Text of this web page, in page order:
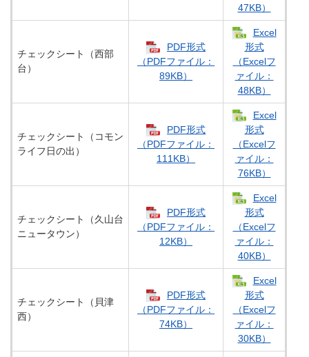
47KB）
チェックシート（西部
台）
PDF形式
（PDFファイル：
89KB）
Excel
形式
（Excelフ
ァイル：
48KB）
チェックシート（コモン
ライフ日の出）
PDF形式
（PDFファイル：
111KB）
Excel
形式
（Excelフ
ァイル：
76KB）
チェックシート（久山台
ニュータウン）
PDF形式
（PDFファイル：
12KB）
Excel
形式
（Excelフ
ァイル：
40KB）
チェックシート（貝津
西）
PDF形式
（PDFファイル：
74KB）
Excel
形式
（Excelフ
ァイル：
30KB）